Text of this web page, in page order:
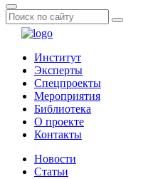
Институт
Эксперты
Спецпроекты
Мероприятия
Библиотека
О проекте
Контакты
Новости
Статьи